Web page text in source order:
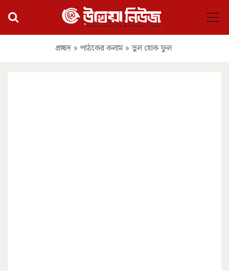
প্রচ্ছদ » পাঠকের কলাম » ভুল হোক ফুল